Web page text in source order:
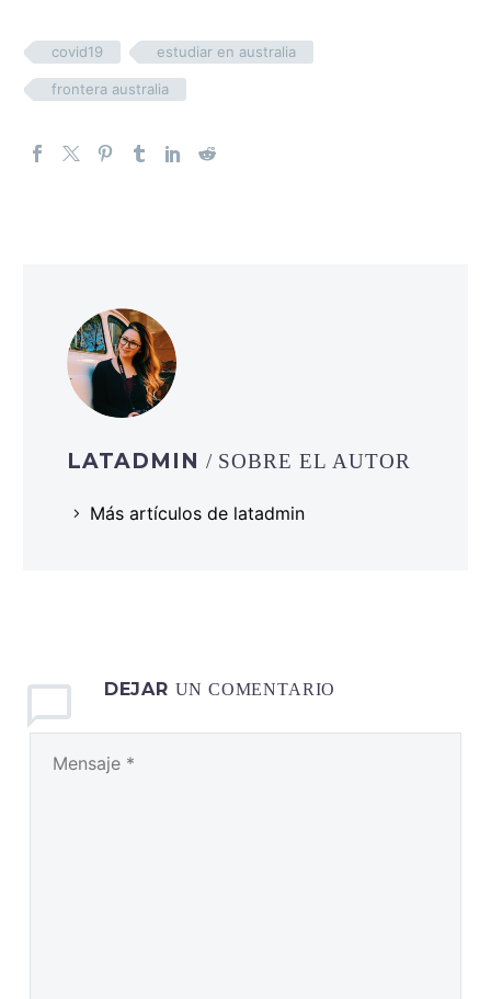
covid19 estudiar en australia
frontera australia
LATADMIN / SOBRE EL AUTOR
Más artículos de latadmin
DEJAR UN COMENTARIO